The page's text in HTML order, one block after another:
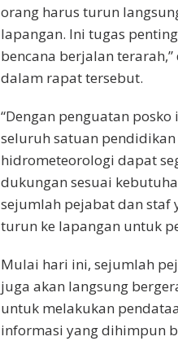
orang harus turun
lapangan. Ini tugas
bencana berjalan
dalam rapat tersebut.
“Dengan penguatan
seluruh satuan
hidrometeorologi dapat
dukungan sesuai
sejumlah pejabat dan staf
turun ke lapangan untuk
Mulai hari ini, sejumlah
juga akan langsung
untuk melakukan
informasi yang dihimpun